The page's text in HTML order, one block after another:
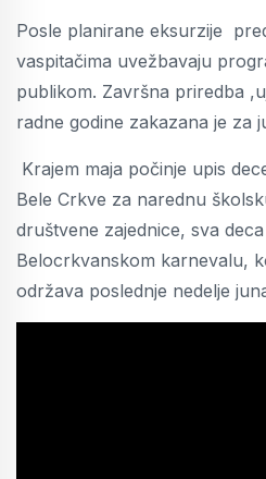
Posle planirane eksurzije
vaspitačima uvežbavaju
publikom. Završna priredba
radne godine zakazana je za
Krajem maja počinje upis
Bele Crkve za narednu
društvene zajednice, sva
Belocrkvanskom karnevalu,
održava poslednje nedelje